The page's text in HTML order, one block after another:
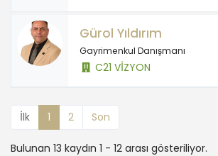
Gürol Yıldırım
Gayrimenkul Danışmanı
C21 VİZYON
İlk 1 2 Son
Bulunan 13 kaydın 1 - 12 arası gösteriliyor.